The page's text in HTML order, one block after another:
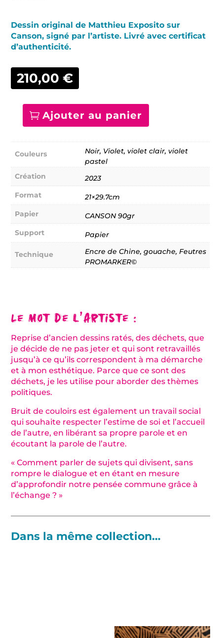
Dessin original de Matthieu Exposito sur
Canson, signé par l’artiste. Livré avec certificat
d’authenticité.
210,00€
quantité
comptoirs
004
Ajouter au panier
Couleurs
Noir, Violet, violet clair, violet
pastel
Création
2023
Format
21×29.7cm
Papier
CANSON 90gr
Support
Papier
Technique
Encre de Chine, gouache, Feutres
PROMARKER©
Le mot de l’artiste :
Reprise d’ancien dessins ratés, des déchets, que
je décide de ne pas jeter et qui sont retravaillés
jusqu’à ce qu’ils correspondent à ma démarche
et à mon esthétique. Parce que ce sont des
déchets, je les utilise pour aborder des thèmes
politiques.
Bruit de couloirs est également un travail social
qui souhaite respecter l’estime de soi et l’accueil
de l’autre, en libérant sa propre parole et en
écoutant la parole de l’autre.
« Comment parler de sujets qui divisent, sans
rompre le dialogue et en étant en mesure
d’approfondir notre pensée commune grâce à
l’échange ? »
Dans la même collection…